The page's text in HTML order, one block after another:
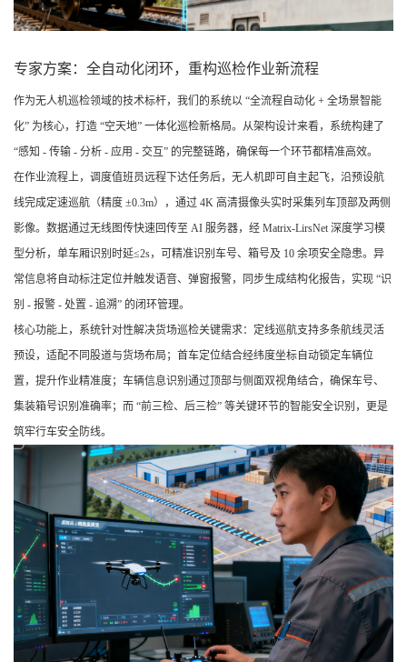
专家方案：全自动化闭环，重构巡检作业新流程
作为无人机巡检领域的技术标杆，我们的系统以 “全流程自动化 + 全场景智能
化” 为核心，打造 “空天地” 一体化巡检新格局。从架构设计来看，系统构建了
“感知 - 传输 - 分析 - 应用 - 交互” 的完整链路，确保每一个环节都精准高效。
在作业流程上，调度值班员远程下达任务后，无人机即可自主起飞，沿预设航
线完成定速巡航（精度 ±0.3m），通过 4K 高清摄像头实时采集列车顶部及两侧
影像。数据通过无线图传快速回传至 AI 服务器，经 Matrix-LirsNet 深度学习模
型分析，单车厢识别时延≤2s，可精准识别车号、箱号及 10 余项安全隐患。异
常信息将自动标注定位并触发语音、弹窗报警，同步生成结构化报告，实现 “识
别 - 报警 - 处置 - 追溯” 的闭环管理。
核心功能上，系统针对性解决货场巡检关键需求：定线巡航支持多条航线灵活
预设，适配不同股道与货场布局；首车定位结合经纬度坐标自动锁定车辆位
置，提升作业精准度；车辆信息识别通过顶部与侧面双视角结合，确保车号、
集装箱号识别准确率；而 “前三检、后三检” 等关键环节的智能安全识别，更是
筑牢行车安全防线。